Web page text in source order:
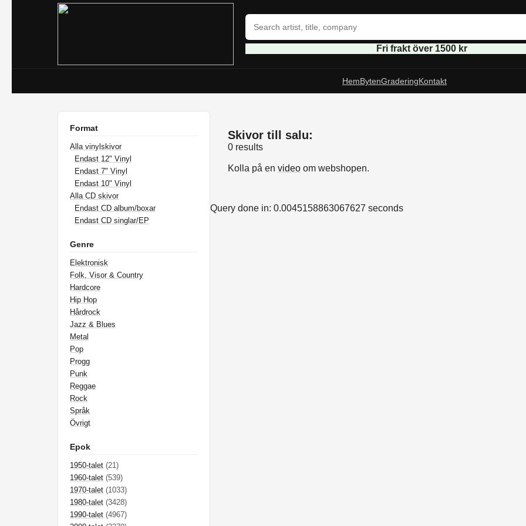
Fri frakt över 1500 kr
HemBytenGraderingKontakt
Format
Alla vinylskivor
Endast 12" Vinyl
Endast 7" Vinyl
Endast 10" Vinyl
Alla CD skivor
Endast CD album/boxar
Endast CD singlar/EP
Genre
Elektronisk
Folk, Visor & Country
Hardcore
Hip Hop
Hårdrock
Jazz & Blues
Metal
Pop
Progg
Punk
Reggae
Rock
Språk
Övrigt
Epok
1950-talet (21)
1960-talet (539)
1970-talet (1033)
1980-talet (3428)
1990-talet (4967)
Skivor till salu:
0 results
Kolla på envideo om webshopen.
Query done in: 0.0045158863067627 seconds